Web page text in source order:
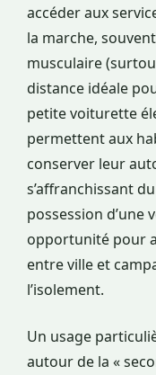
accéder aux
la marche,
musculaire
distance idéale
petite voiturette
permettent aux
conserver leur
s’affranchissant
possession d’une
opportunité pour
entre ville et
l’isolement.
Un usage
autour de la «